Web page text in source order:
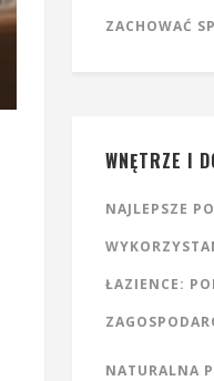
ZACHOWAĆ
WNĘTRZE I
NAJLEPSZE
ŁAZIENCE:
NATURALNA